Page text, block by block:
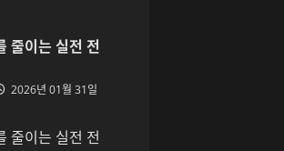
줄이는 실전 전
2026년 01월 31일
줄이는 실전 전